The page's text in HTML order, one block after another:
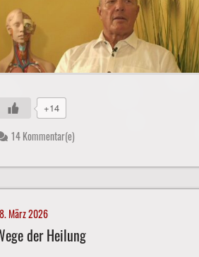
+14
14 Kommentar(e)
März 2026
der Heilung